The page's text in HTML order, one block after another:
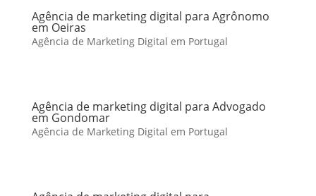
Agência de marketing digital para Agrônomo
em Oeiras
Agência de Marketing Digital em Portugal
Agência de marketing digital para Advogado
em Gondomar
Agência de Marketing Digital em Portugal